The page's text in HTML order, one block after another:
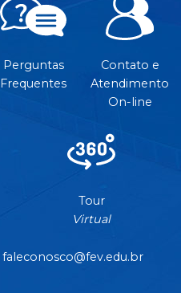
Perguntas
Frequentes
Contato e
Atendimento
On-line
Tour
Virtual
faleconosco@fev.edu.br